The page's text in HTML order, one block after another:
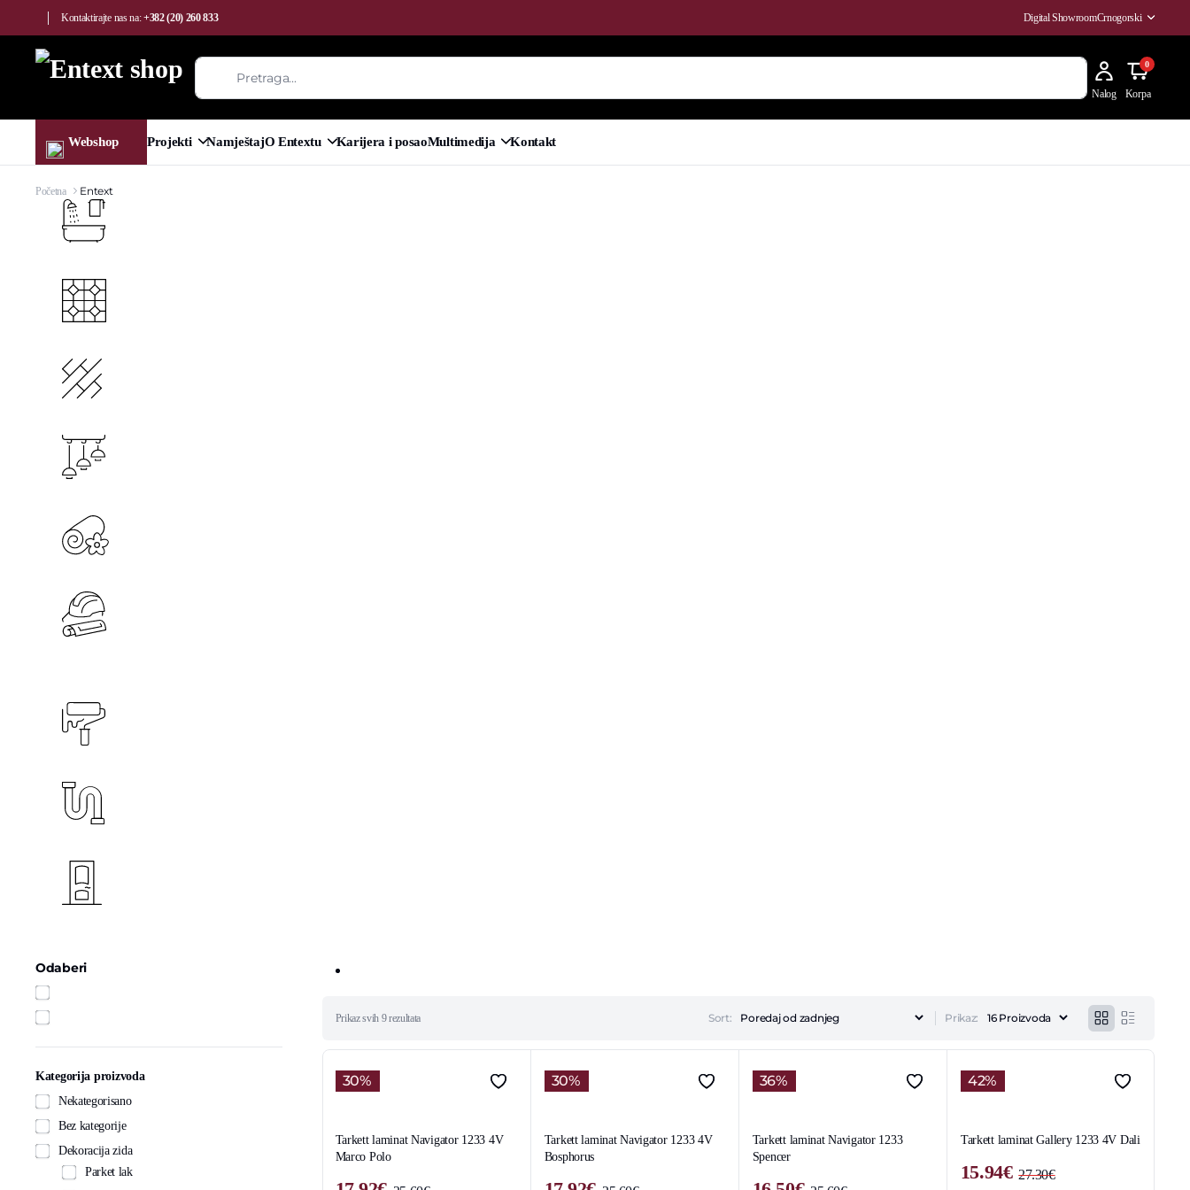
Kontaktirajte nas na:+382 (20) 260 833 Digital ShowroomCrnogorski
Nalog
0
Korpa
Webshop Projekti NamještajO Entextu Karijera i posaoMultimedija Kontakt
Početna Entext
Prikaz svih 9 rezultata
Sorted
latest
Sort: Prikaz:
30%
Tarkett laminat Navigator 1233 4V
Marco Polo
30%
Tarkett laminat Navigator 1233 4V
Bosphorus
36%
Tarkett laminat Navigator 1233
Spencer
42%
Tarkett laminat Gallery 1233 4V Dali
27.30€
15.94€
Odaberi
Kategorija proizvoda
Nekategorisano
Bez kategorije
Dekoracija zida
Parket lak